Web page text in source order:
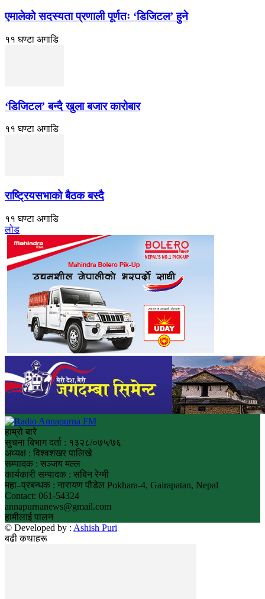
एमालेको सदस्यता प्रणाली पूर्णतः ‘डिजिटल’ हुने
११ घण्टा अगाडि
‘डिजिटल’ बन्दै खुला बजार कारोबार
११ घण्टा अगाडि
राष्ट्रियसभाको बैठक बस्दै
११ घण्टा अगाडि
लोड
हाम्रो बारे
सुचना बिभाग दर्ता : १३२८/०७५/७६
अध्यक्ष : विश्वशंखर पालिखे
सम्पादक : सञ्जय मल्ल
कार्यकारी सम्पादक : सबिन रेग्मी
महा–प्रबन्धक : नारायण पौडेल Pokhara-4, Gairapatan, Nepal
Contact: 061-54324
annapurnanews@gmail.com
हामीलाई पालन
© Developed by : Ashish Puri
बढी कथाहरू